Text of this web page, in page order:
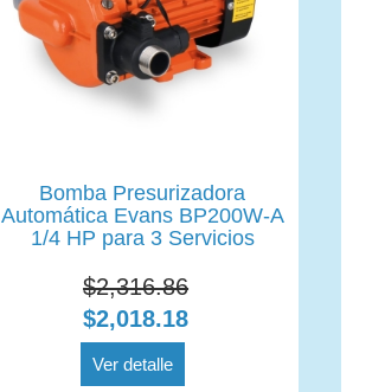
Bomba Presurizadora
Automática Evans BP200W-A
1/4 HP para 3 Servicios
$2,316.86
$2,018.18
Ver detalle